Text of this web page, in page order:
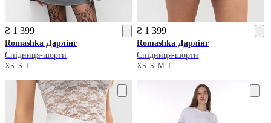
₴ 1 399
Romashka Дарлінг
Спідниця-шорти
XS S L
₴ 1 399
Romashka Дарлінг
Спідниця-шорти
XSSML